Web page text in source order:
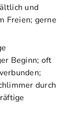
und
Freien; gerne
Beginn; oft
durch